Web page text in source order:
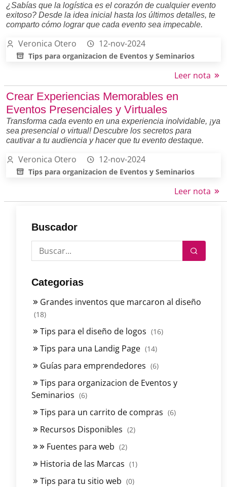
Buscador
Categorias
Grandes inventos que marcaron al diseño
(18)
Tips para el diseño de logos (16)
Tips para una Landig Page (14)
Guías para emprendedores (6)
Tips para organizacion de Eventos y
Seminarios (6)
Tips para un carrito de compras (6)
Recursos Disponibles (2)
Fuentes para web (2)
Historia de las Marcas (1)
Tips para tu sitio web (0)
¿Sabías que la logística es el corazón de cualquier evento
exitoso? Desde la idea inicial hasta los últimos detalles, te
comparto cómo lograr que cada evento sea impecable.
Veronica Otero 12-nov-2024
Tips para organizacion de Eventos y Seminarios
Leer nota
Crear Experiencias Memorables en
Eventos Presenciales y Virtuales
Transforma cada evento en una experiencia inolvidable, ¡ya
sea presencial o virtual! Descubre los secretos para
cautivar a tu audiencia y hacer que tu evento destaque.
Veronica Otero 12-nov-2024
Tips para organizacion de Eventos y Seminarios
Leer nota